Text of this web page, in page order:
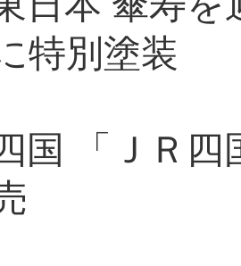
特別塗装
国 「ＪＲ